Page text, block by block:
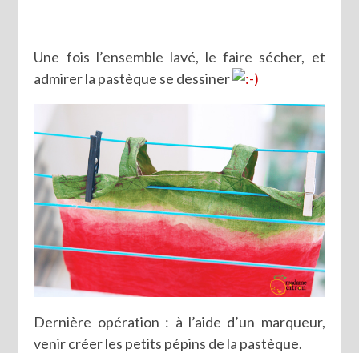
Une fois l’ensemble lavé, le faire sécher, et
admirer la pastèque se dessiner
Dernière opération : à l’aide d’un marqueur,
venir créer les petits pépins de la pastèque.